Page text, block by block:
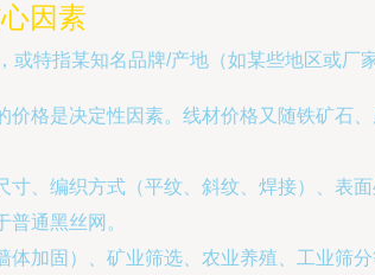
因素
或特指某知名品牌/产地（如某些地区或厂
价格是决定性因素。线材价格又随铁矿石
寸、编织方式（平纹、斜纹、焊接）、表
通黑丝网。
体加固）、矿业筛选、农业养殖、工业筛